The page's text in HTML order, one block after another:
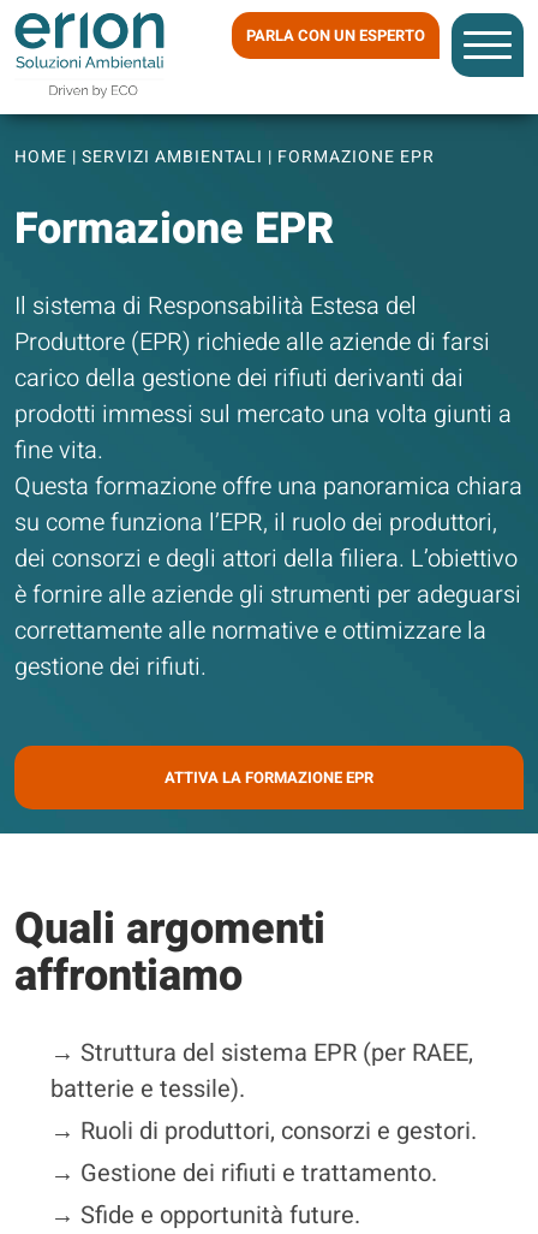
PARLA CON UN ESPERTO
HOME | SERVIZI AMBIENTALI | FORMAZIONE EPR
Formazione EPR
Il sistema di Responsabilità Estesa del
Produttore (EPR) richiede alle aziende di farsi
carico della gestione dei rifiuti derivanti dai
prodotti immessi sul mercato una volta giunti a
fine vita.
Questa formazione offre una panoramica chiara
su come funziona l’EPR, il ruolo dei produttori,
dei consorzi e degli attori della filiera. L’obiettivo
è fornire alle aziende gli strumenti per adeguarsi
correttamente alle normative e ottimizzare la
gestione dei rifiuti.
ATTIVA LA FORMAZIONE EPR
Quali argomenti
affrontiamo
→ Struttura del sistema EPR (per RAEE,
batterie e tessile).
→ Ruoli di produttori, consorzi e gestori.
→ Gestione dei rifiuti e trattamento.
→ Sfide e opportunità future.